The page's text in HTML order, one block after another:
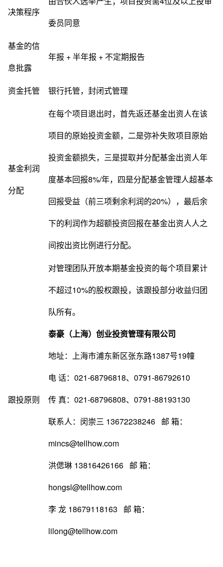
决策程序
委员同意
基金的信
息批露
年报 + 半年报 + 不定期报告
资金托管 银行托管，封闭式管理
基金利润
分配
在每个项目退出时，首先返还基金出资人在该
项目的原始投资金额，二是弥补失败项目原始
投资金额损失，三是提取并分配基金出资人年
度基本回报8%/年，四是分配基金管理人超基本
回报受益（前三项剩余利润的20%），最后余
下的利润作为超额投资回报在基金出资人人之
间按出资比例进行分配。
跟投原则
对管理团队开放本期基金投资的每个项目累计
不超过10%的股权跟投，该跟投部分收益归团
队所有。
泰豪（上海）创业投资管理有限公司
地址：上海市浦东新区张东路1387号19幢
电 话：021-68796818、0791-86792610
传 真：021-68796808、0791-88193130
联系人：闵崇三 13672238246 邮 箱：
mincs@tellhow.com
洪偲琳 13816426166 邮 箱：
hongsl@tellhow.com
李 龙 18679118163 邮 箱：
lilong@tellhow.com